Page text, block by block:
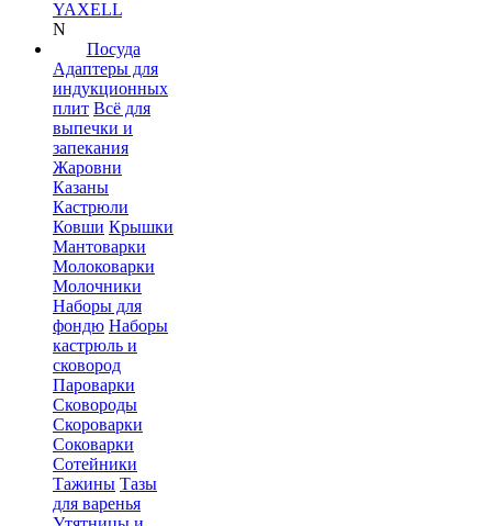
YAXELL
N
Посуда
Адаптеры для
индукционных
плит Всё для
выпечки и
запекания
Жаровни
Казаны
Кастрюли
Ковши Крышки
Мантоварки
Молоковарки
Молочники
Наборы для
фондю Наборы
кастрюль и
сковород
Пароварки
Сковороды
Скороварки
Соковарки
Сотейники
Тажины Тазы
для варенья